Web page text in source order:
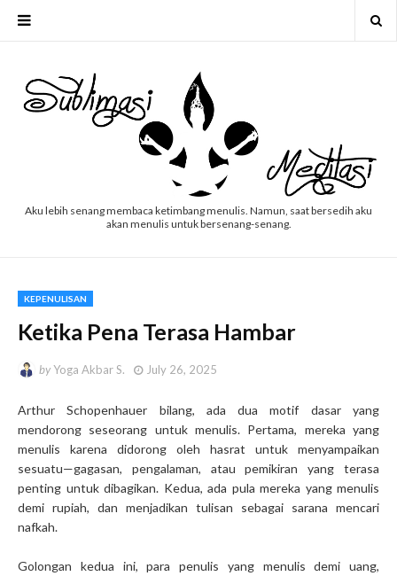
Aku lebih senang membaca ketimbang menulis. Namun, saat bersedih aku
akan menulis untuk bersenang-senang.
KEPENULISAN
Ketika Pena Terasa Hambar
byYoga Akbar S. July 26, 2025
Arthur Schopenhauer bilang, ada dua motif dasar yang
mendorong seseorang untuk menulis. Pertama, mereka yang
menulis karena didorong oleh hasrat untuk menyampaikan
sesuatu—gagasan, pengalaman, atau pemikiran yang terasa
penting untuk dibagikan. Kedua, ada pula mereka yang menulis
demi rupiah, dan menjadikan tulisan sebagai sarana mencari
nafkah.
Golongan kedua ini, para penulis yang menulis demi uang,